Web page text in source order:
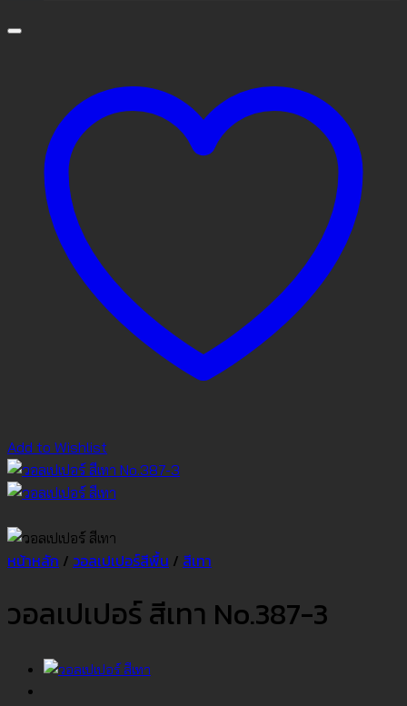
Add to Wishlist
หน้าหลัก / วอลเปเปอร์สีพื้น / สีเทา
วอลเปเปอร์ สีเทา No.387-3